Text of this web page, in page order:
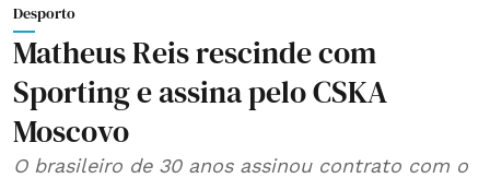
Desporto
Matheus Reis rescinde com
Sporting e assina pelo CSKA
Moscovo
O brasileiro de 30 anos assinou contrato com o